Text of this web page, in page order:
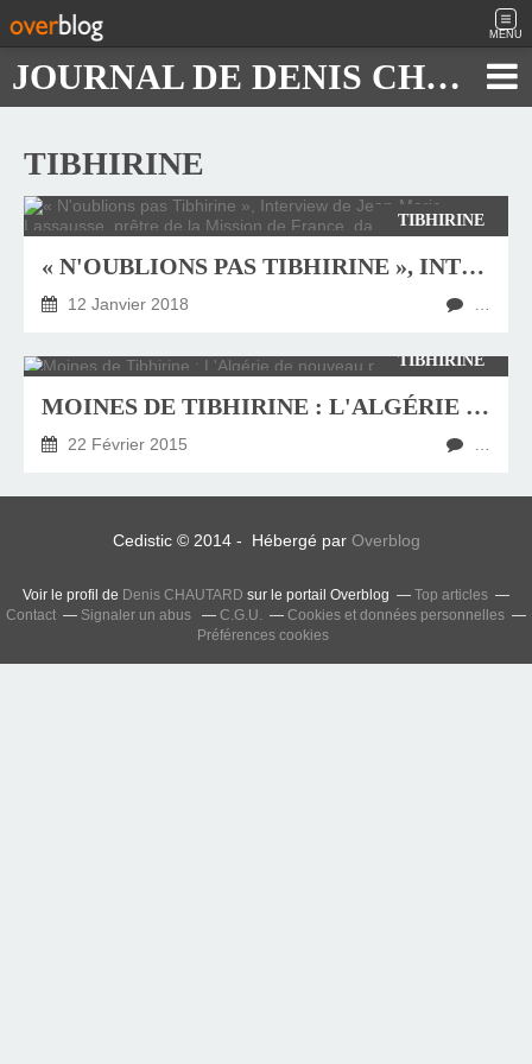
MENU
JOURNAL DE DENIS CHAUTARD
TIBHIRINE
TIBHIRINE
« N'OUBLIONS PAS TIBHIRINE », INTERVIEW DE JEAN-MARIE LASSAUSSE, PRÊTRE DE LA MISSION DE FRANCE, DANS « LA CROIX »
12 Janvier 2018
TIBHIRINE
MOINES DE TIBHIRINE : L'ALGÉRIE DE NOUVEAU POINTÉE DU DOIGT
22 Février 2015
Cedistic © 2014 - Hébergé par Overblog
Voir le profil de Denis CHAUTARD sur le portail Overblog
Top articles
Contact
Signaler un abus C.G.U.
Cookies et données personnelles
Préférences cookies